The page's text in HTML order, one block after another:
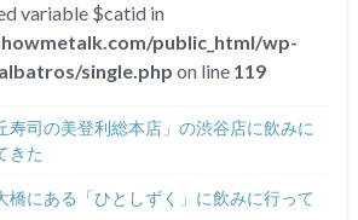
variable $catid in
public_html/wp-
single.php on line 119
寿司の美登利総本店」の渋谷店に飲みに
きた
橋にある「ひとしずく」に飲みに行って